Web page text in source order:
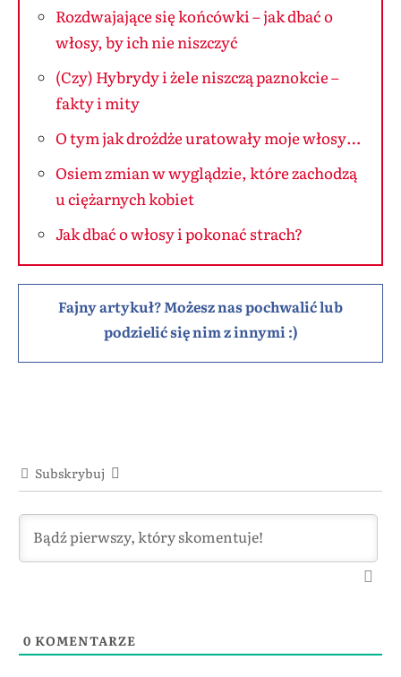
Rozdwajające się końcówki – jak dbać o
włosy, by ich nie niszczyć
(Czy) Hybrydy i żele niszczą paznokcie –
fakty i mity
O tym jak drożdże uratowały moje włosy…
Osiem zmian w wyglądzie, które zachodzą
u ciężarnych kobiet
Jak dbać o włosy i pokonać strach?
Fajny artykuł? Możesz nas pochwalić lub
podzielić się nim z innymi :)
Subskrybuj
0 KOMENTARZE